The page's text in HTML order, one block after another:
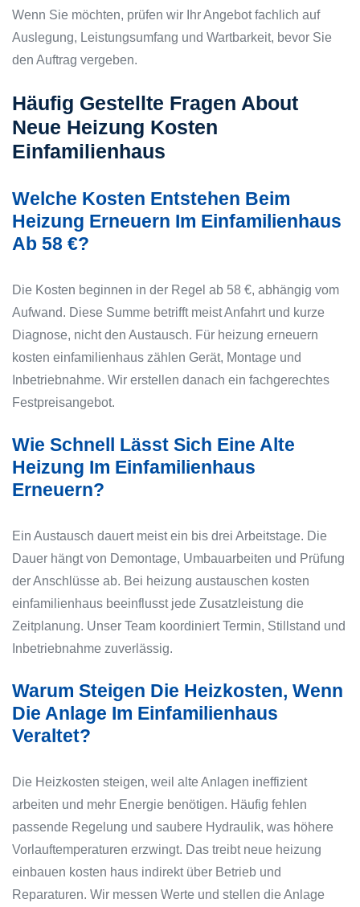
Wenn Sie möchten, prüfen wir Ihr Angebot fachlich auf
Auslegung, Leistungsumfang und Wartbarkeit, bevor Sie
den Auftrag vergeben.
Häufig Gestellte Fragen About
Neue Heizung Kosten
Einfamilienhaus
Welche Kosten Entstehen Beim
Heizung Erneuern Im Einfamilienhaus
Ab 58 €?
Die Kosten beginnen in der Regel ab 58 €, abhängig vom
Aufwand. Diese Summe betrifft meist Anfahrt und kurze
Diagnose, nicht den Austausch. Für heizung erneuern
kosten einfamilienhaus zählen Gerät, Montage und
Inbetriebnahme. Wir erstellen danach ein fachgerechtes
Festpreisangebot.
Wie Schnell Lässt Sich Eine Alte
Heizung Im Einfamilienhaus
Erneuern?
Ein Austausch dauert meist ein bis drei Arbeitstage. Die
Dauer hängt von Demontage, Umbauarbeiten und Prüfung
der Anschlüsse ab. Bei heizung austauschen kosten
einfamilienhaus beeinflusst jede Zusatzleistung die
Zeitplanung. Unser Team koordiniert Termin, Stillstand und
Inbetriebnahme zuverlässig.
Warum Steigen Die Heizkosten, Wenn
Die Anlage Im Einfamilienhaus
Veraltet?
Die Heizkosten steigen, weil alte Anlagen ineffizient
arbeiten und mehr Energie benötigen. Häufig fehlen
passende Regelung und saubere Hydraulik, was höhere
Vorlauftemperaturen erzwingt. Das treibt neue heizung
einbauen kosten haus indirekt über Betrieb und
Reparaturen. Wir messen Werte und stellen die Anlage